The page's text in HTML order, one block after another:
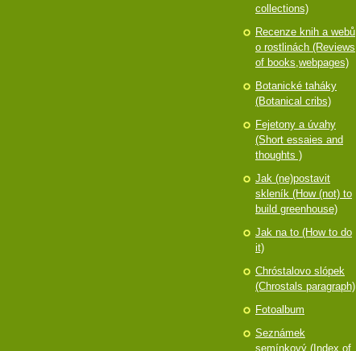
collections)
Recenze knih a webů
o rostlinách (Reviews
of books,webpages)
Botanické taháky
(Botanical cribs)
Fejetony a úvahy
(Short essaies and
thoughts )
Jak (ne)postavit
skleník (How (not) to
build greenhouse)
Jak na to (How to do
it)
Chróstalovo slópek
(Chrostals paragraph)
Fotoalbum
Seznámek
semínkový (Index of